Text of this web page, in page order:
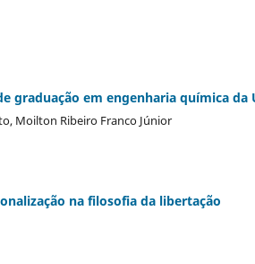
graduação em engenharia química da
Moilton Ribeiro Franco Júnior
na filosofia da libertação